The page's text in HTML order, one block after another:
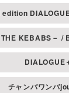
取材
天候
ださ
開場
KEBABS－ /
DIALOGUE
チャンバワンバ